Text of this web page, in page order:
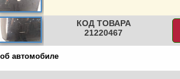
КОД ТОВАРА
21220467
автомобиле